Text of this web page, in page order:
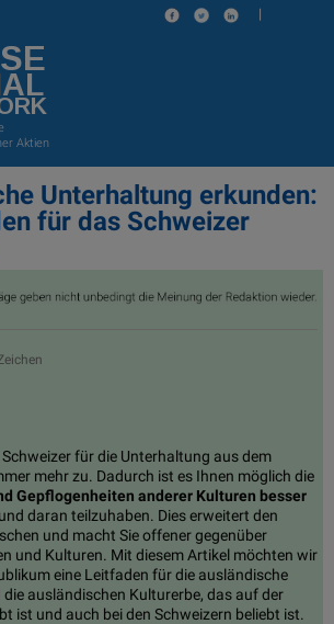
|
Aktien
Unterhaltung erkunden:
für das Schweizer
für die Unterhaltung aus dem
mehr zu. Dadurch ist es Ihnen möglich die
Gepflogenheiten anderer Kulturen besser
und daran teilzuhaben. Dies erweitert den
und macht Sie offener gegenüber
und Kulturen. Mit diesem Artikel möchten wir
eine Leitfaden für die ausländische
ausländischen Kulturerbe, das auf der
ist und auch bei den Schweizern beliebt ist.